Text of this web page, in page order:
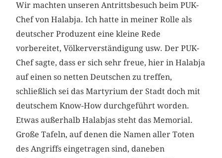
Wir machten unseren Antrittsbesuch beim PUK-
Chef von Halabja. Ich hatte in meiner Rolle als
deutscher Produzent eine kleine Rede
vorbereitet, Völkerverständigung usw. Der PUK-
Chef sagte, dass er sich sehr freue, hier in Halabja
auf einen so netten Deutschen zu treffen,
schließlich sei das Martyrium der Stadt doch mit
deutschem Know-How durchgeführt worden.
Etwas außerhalb Halabjas steht das Memorial.
Große Tafeln, auf denen die Namen aller Toten
des Angriffs eingetragen sind, daneben